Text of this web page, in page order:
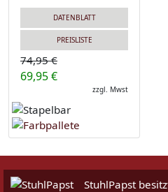
DATENBLATT
PREISLISTE
74,95 €
69,95 €
zzgl. Mwst
StuhlPapst